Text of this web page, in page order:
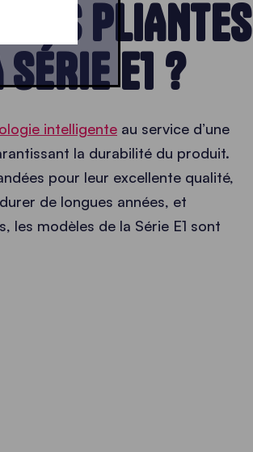
PLIANTES
E1 ?
intelligente au service d’une
la durabilité du produit.
pour leur excellente qualité,
de longues années, et
modèles de la Série E1 sont